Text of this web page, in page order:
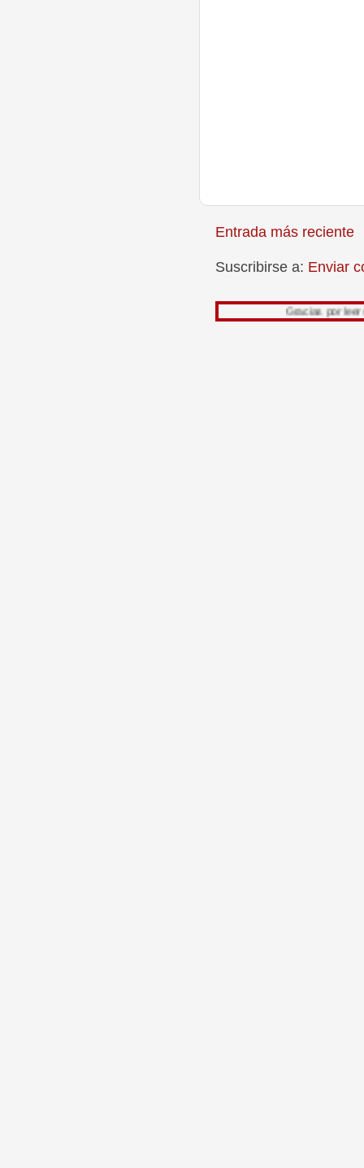
Entrada más reciente
Suscribirse a: Enviar
Gracias por leer mi trabajo,